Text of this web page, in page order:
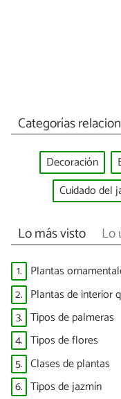
Categorías
Decoración
Cuidado del
Lo más visto Lo
1. Plantas
2. Plantas de interior
3. Tipos de palmeras
4. Tipos de flores
5. Clases de plantas
6. Tipos de jazmín